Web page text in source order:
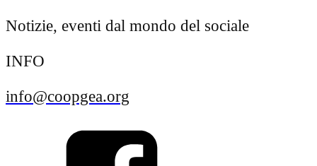
Notizie, eventi dal mondo del sociale
INFO
info@coopgea.org